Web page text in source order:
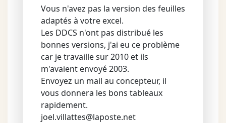
Vous n'avez pas la version des feuilles
adaptés à votre excel.
Les DDCS n'ont pas distribué les
bonnes versions, j'ai eu ce problème
car je travaille sur 2010 et ils
m'avaient envoyé 2003.
Envoyez un mail au concepteur, il
vous donnera les bons tableaux
rapidement.
joel.villattes@laposte.net